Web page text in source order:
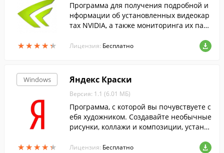
★★★★★
★★★★★
Программа для получения подробной и
нформации об установленных видеокар
тах NVIDIA, а также мониторинга их пар
Лицензия: Бесплатно
Windows
★★★★★
★★★★★
Яндекс Краски
Версия: 1.1 (6.01 МБ)
Программа, с которой вы почувствуете с
ебя художником. Создавайте необычные
рисунки, коллажи и композиции, устано
сто рисуйте онлайн.
Лицензия: Бесплатно